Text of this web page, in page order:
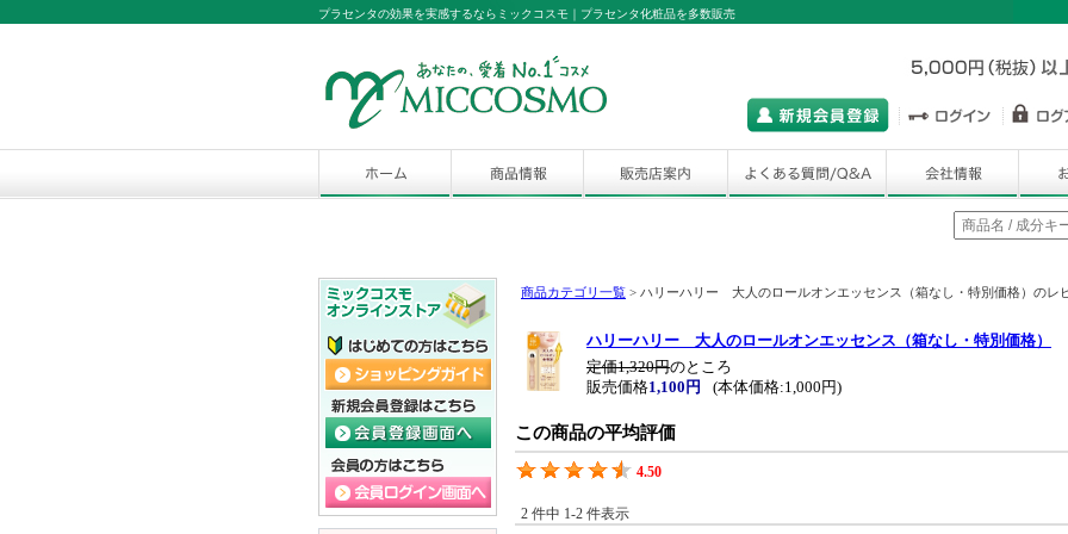
プラセンタの効果を実感するならミックコスモ｜プラセンタ化粧品を多数販売
商品カテゴリ一覧 > ハリーハリー 大人のロールオンエッセンス（箱なし・特別価格）のレ
ハリーハリー 大人のロールオンエッセンス（箱なし・特別価格）
定価1,320円のところ
販売価格1,100円 (本体価格:1,000円)
この商品の平均評価
4.50
2 件中 1-2 件表示